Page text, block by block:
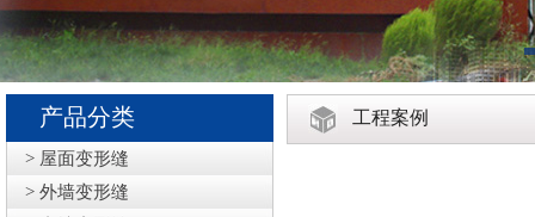
产品分类
> 屋面变形缝
> 外墙变形缝
工程案例